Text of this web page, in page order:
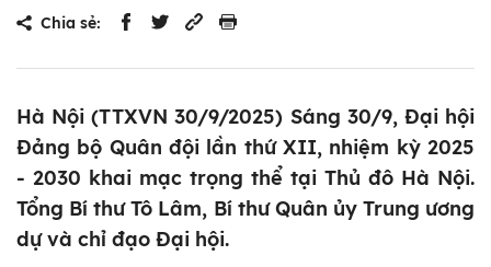
Chia sẻ:
Hà Nội (TTXVN 30/9/2025) Sáng 30/9, Đại hội
Đảng bộ Quân đội lần thứ XII, nhiệm kỳ 2025
- 2030 khai mạc trọng thể tại Thủ đô Hà Nội.
Tổng Bí thư Tô Lâm, Bí thư Quân ủy Trung ương
dự và chỉ đạo Đại hội.